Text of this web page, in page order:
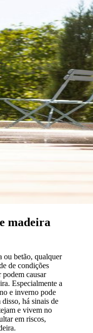
madeira
ou betão, qualquer
de condições
causar
Especialmente a
e inverno pode
há sinais de
e vivem no
em riscos,